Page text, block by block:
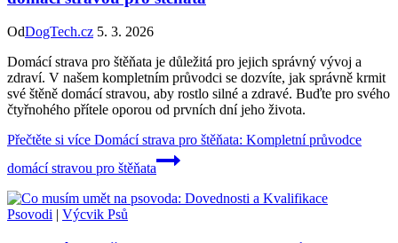
OdDogTech.cz 5. 3. 2026
Domácí strava pro štěňata je důležitá pro jejich správný vývoj a
zdraví. V našem kompletním průvodci se dozvíte, jak správně krmit
své štěně domácí stravou, aby rostlo silné a zdravé. Buďte pro svého
čtyřnohého přítele oporou od prvních dní jeho života.
Přečtěte si více Domácí strava pro štěňata: Kompletní průvodce
domácí stravou pro štěňata
Psovodi | Výcvik Psů